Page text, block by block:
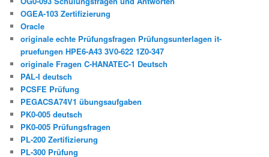
OGEA-103 Zertifizierung
Oracle
originale echte Prüfungsfragen Prüfungsunterlagen it-
pruefungen HPE6-A43 3V0-622 1Z0-347
originale Fragen C-HANATEC-1 Deutsch
PAL-I deutsch
PCSFE Prüfung
PEGACSA74V1 übungsaufgaben
PK0-005 deutsch
PK0-005 Prüfungsfragen
PL-200 Zertifizierung
PL-300 Prüfung